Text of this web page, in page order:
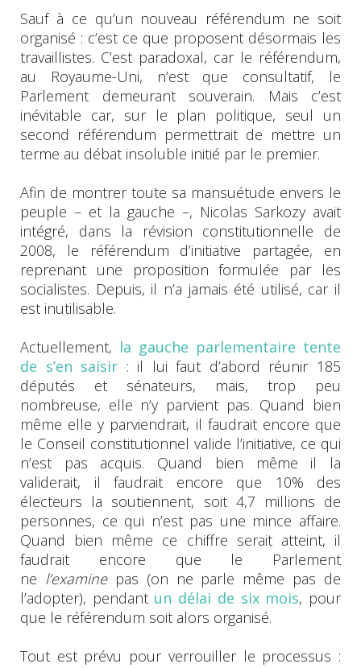
Sauf à ce qu’un nouveau référendum ne soit
organisé : c’est ce que proposent désormais les
travaillistes. C’est paradoxal, car le référendum,
au Royaume-Uni, n’est que consultatif, le
Parlement demeurant souverain. Mais c’est
inévitable car, sur le plan politique, seul un
second référendum permettrait de mettre un
terme au débat insoluble initié par le premier.
Afin de montrer toute sa mansuétude envers le
peuple – et la gauche –, Nicolas Sarkozy avait
intégré, dans la révision constitutionnelle de
2008, le référendum d’initiative partagée, en
reprenant une proposition formulée par les
socialistes. Depuis, il n’a jamais été utilisé, car il
est inutilisable.
Actuellement, la gauche parlementaire tente
de s’en saisir : il lui faut d’abord réunir 185
députés et sénateurs, mais, trop peu
nombreuse, elle n’y parvient pas. Quand bien
même elle y parviendrait, il faudrait encore que
le Conseil constitutionnel valide l’initiative, ce qui
n’est pas acquis. Quand bien même il la
validerait, il faudrait encore que 10% des
électeurs la soutiennent, soit 4,7 millions de
personnes, ce qui n’est pas une mince affaire.
Quand bien même ce chiffre serait atteint, il
faudrait encore que le Parlement
ne l’examinepas (on ne parle même pas de
l’adopter), pendant un délai de six mois, pour
que le référendum soit alors organisé.
Tout est prévu pour verrouiller le processus :